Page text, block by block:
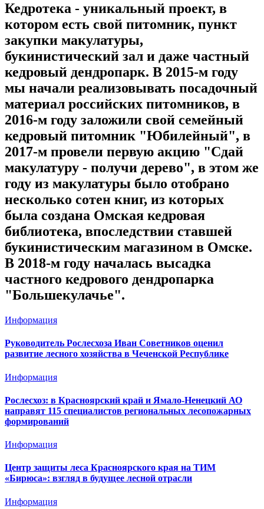
Кедротека - уникальный проект, в
котором есть свой питомник, пункт
закупки макулатуры,
букинистический зал и даже частный
кедровый дендропарк. В 2015-м году
мы начали реализовывать посадочный
материал российских питомников, в
2016-м году заложили свой семейный
кедровый питомник "Юбилейный", в
2017-м провели первую акцию "Сдай
макулатуру - получи дерево", в этом же
году из макулатуры было отобрано
несколько сотен книг, из которых
была создана Омская кедровая
библиотека, впоследствии ставшей
букинистическим магазином в Омске.
В 2018-м году началась высадка
частного кедрового дендропарка
"Большекулачье".
Информация
Руководитель Рослесхоза Иван Советников оценил
развитие лесного хозяйства в Чеченской Республике
Информация
Рослесхоз: в Красноярский край и Ямало-Ненецкий АО
направят 115 специалистов региональных лесопожарных
формирований
Информация
Центр защиты леса Красноярского края на ТИМ
«Бирюса»: взгляд в будущее лесной отрасли
Информация